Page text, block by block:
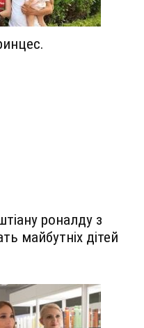
роналду з
майбутніх дітей